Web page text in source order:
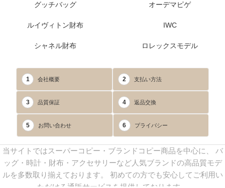
グッチバッグ
ルイヴィトン財布
シャネル財布
オーデマピゲ
IWC
ロレックスモデル
1 会社概要 2 支払い方法
3 品質保証 4 返品交換
5 お問い合わせ 6 プライバシー
当サイトではスーパーコピー・ブランドコピー商品を中心に、 バ
ッグ・時計・財布・アクセサリーなど人気ブランドの高品質モデ
ルを多数取り揃えております。 初めての方でも安心してご利用い